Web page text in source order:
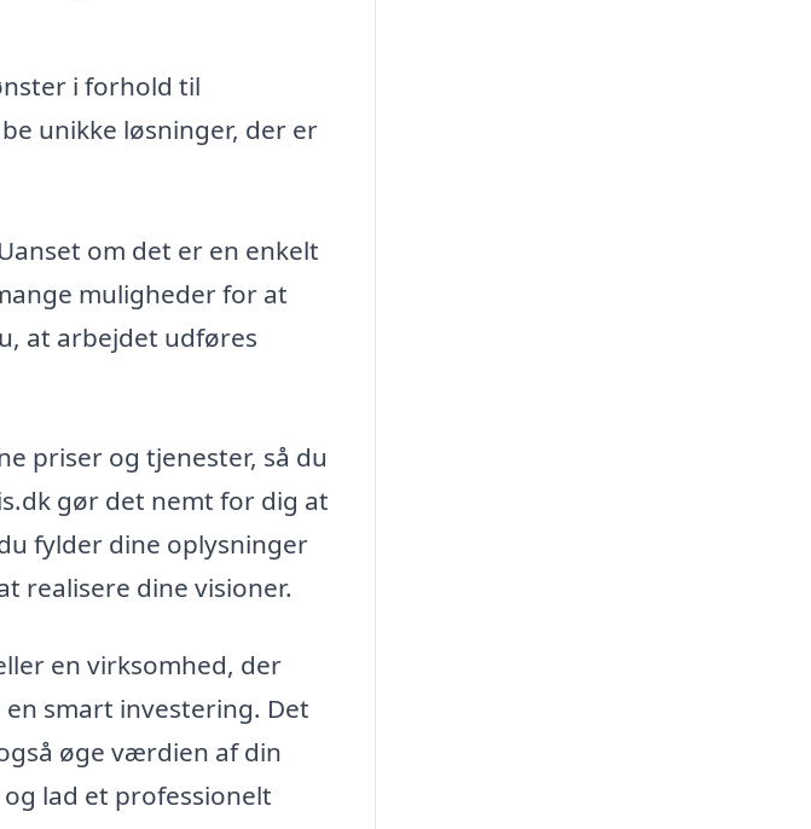
i forhold til
unikke løsninger, der er
om det er en enkelt
muligheder for at
at arbejdet udføres
priser og tjenester, så du
gør det nemt for dig at
fylder dine oplysninger
realisere dine visioner.
en virksomhed, der
smart investering. Det
øge værdien af din
lad et professionelt